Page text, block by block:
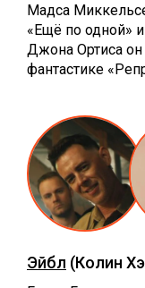
Мадса
«Ещё по одной»
Джона Ортиса
фантастике
Эйбл (Колин